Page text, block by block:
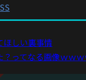
しい裏事情
？ってなる画像ｗｗ